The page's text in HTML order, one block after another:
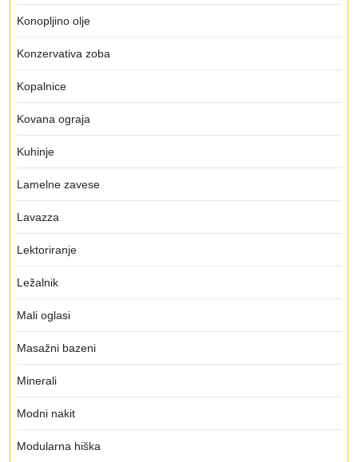
Konopljino olje
Konzervativa zoba
Kopalnice
Kovana ograja
Kuhinje
Lamelne zavese
Lavazza
Lektoriranje
Ležalnik
Mali oglasi
Masažni bazeni
Minerali
Modni nakit
Modularna hiška